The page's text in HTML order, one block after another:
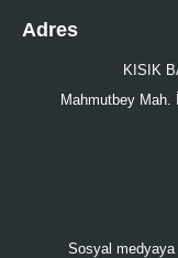
Adres
KISIK
Mahmutbey Mah.
Sosyal medyaya